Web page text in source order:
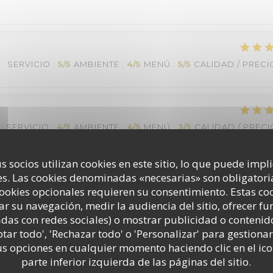
socios utilizan cookies en este sitio, lo que puede
Las cookies denominadas «necesarias» son
opcionales requieren su consentimiento. Estas
su navegación, medir la audiencia del sitio, ofrecer
con redes sociales) o mostrar publicidad o
todo', 'Rechazar todo' o 'Personalizar' para
opciones en cualquier momento haciendo clic en el
parte inferior izquierda de las páginas del sitio.
SERVICIO : 5/5 AMBIENTE : 4/5 MENÚ : 5/5 CALIDAD /
SERVICIO : 4/5 AMBIENTE : 4/5 MENÚ : 3/5 CALIDAD /
SERVICIO : 4/5 AMBIENTE: 4 /5 MENÚ: 3/5 CALIDAD /
BOCA